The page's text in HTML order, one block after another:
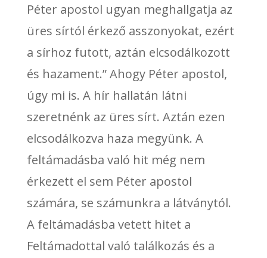
Péter apostol ugyan meghallgatja az
üres sírtól érkező asszonyokat, ezért
a sírhoz futott, aztán elcsodálkozott
és hazament.” Ahogy Péter apostol,
úgy mi is. A hír hallatán látni
szeretnénk az üres sírt. Aztán ezen
elcsodálkozva haza megyünk. A
feltámadásba való hit még nem
érkezett el sem Péter apostol
számára, se számunkra a látványtól.
A feltámadásba vetett hitet a
Feltámadottal való találkozás és a